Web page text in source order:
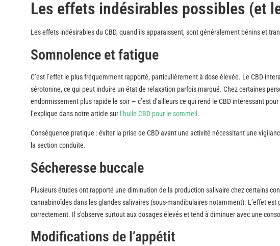
Les effets indésirables possibles (et
Les effets indésirables du CBD, quand ils apparaissent, sont généralement bénins et
Somnolence et fatigue
C’est l’effet le plus fréquemment rapporté, particulièrement à dose élevée. Le CBD
sérotonine, ce qui peut induire un état de relaxation parfois marqué. Chez certaines
endormissement plus rapide le soir — c’est d’ailleurs ce qui rend le CBD intéressant
l’explique dans notre article sur l’huile CBD pour le sommeil .
Conséquence pratique : éviter la prise de CBD avant une activité nécessitant une
la section conduite.
Sécheresse buccale
Plusieurs études ont rapporté une diminution de la production salivaire chez certains
cannabinoïdes dans les glandes salivaires (sous-mandibulaires notamment). L’effet
correctement. Il s’observe surtout aux dosages élevés et tend à diminuer avec une
Modifications de l’appétit